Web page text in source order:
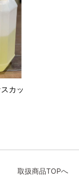
カッ
取扱商品TOPへ